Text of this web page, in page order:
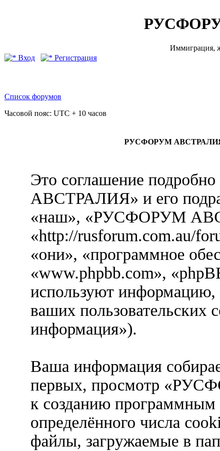
Иммиграция,
Вход
Регистрация
Список форумов
Часовой пояс: UTC + 10 часов
РУСФОРУМ АВСТРАЛИЯ -
Это соглашение
АВСТРАЛИЯ» и его
«наш», «РУСФОРУМ
«http://rusforum.com.au/
«они», «программное
«www.phpbb.com»,
используют
ваших пользовательских
информация»).
Ваша информация
первых, просмотр
к созданию программным
определённого числа
файлы, загружаемые в